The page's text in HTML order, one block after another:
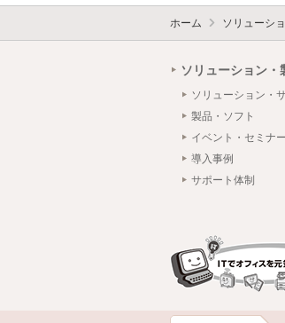
ホーム ソリューシ
ソリューション・
ソリューション・
製品・ソフト
イベント・セミナー
導入事例
サポート体制